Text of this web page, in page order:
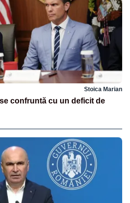
Stoica Marian
confruntă cu un deficit de